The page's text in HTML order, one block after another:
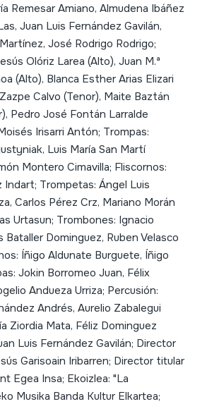
Remesar Amiano, Almudena Ibáñez
Juan Luis Fernández Gavilán,
José Rodrigo Rodrigo;
Olóriz Larea (Alto), Juan M.ª
(Alto), Blanca Esther Arias Elizari
Calvo (Tenor), Maite Baztán
Pedro José Fontán Larralde
Irisarri Antón; Trompas:
Luis María San Martí
Montero Cimavilla; Fliscornos:
Indart; Trompetas: Ángel Luis
Carlos Pérez Crz, Mariano Morán
Urtasun; Trombones: Ignacio
Bataller Dominguez, Ruben Velasco
Íñigo Aldunate Burguete, Íñigo
Jokin Borromeo Juan, Félix
Andueza Urriza; Percusión:
Andrés, Aurelio Zabalegui
Ziordia Mata, Féliz Dominguez
Luis Fernández Gavilán; Director
Garisoain Iribarren; Director titular
Egea Insa; Ekoizlea: "La
Musika Banda Kultur Elkartea;